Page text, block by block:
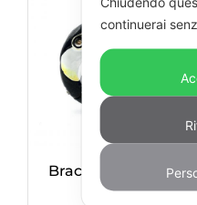
Bracciale Tucano
Medio
continuerai